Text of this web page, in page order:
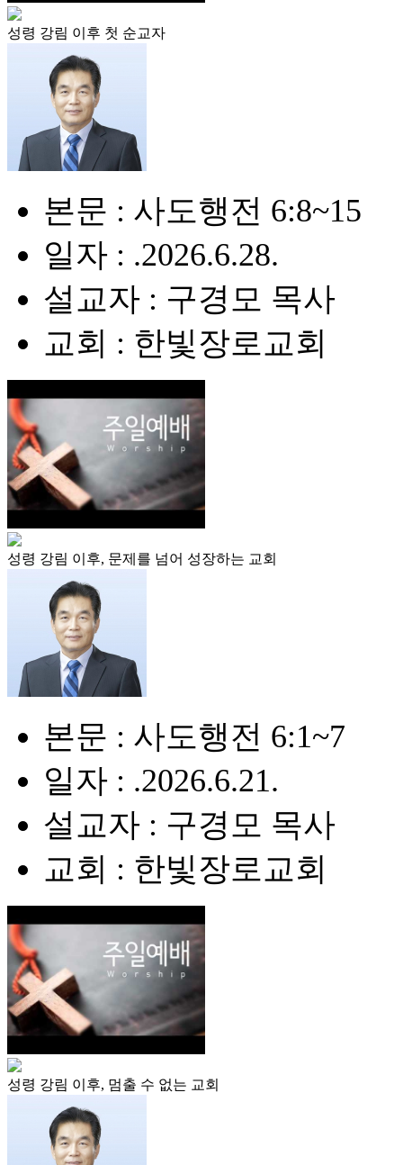
성령 강림 이후 첫 순교자
본문 : 사도행전 6:8~15
일자 : .2026.6.28.
설교자 : 구경모 목사
교회 : 한빛장로교회
성령 강림 이후, 문제를 넘어 성장하는 교회
본문 : 사도행전 6:1~7
일자 : .2026.6.21.
설교자 : 구경모 목사
교회 : 한빛장로교회
성령 강림 이후, 멈출 수 없는 교회